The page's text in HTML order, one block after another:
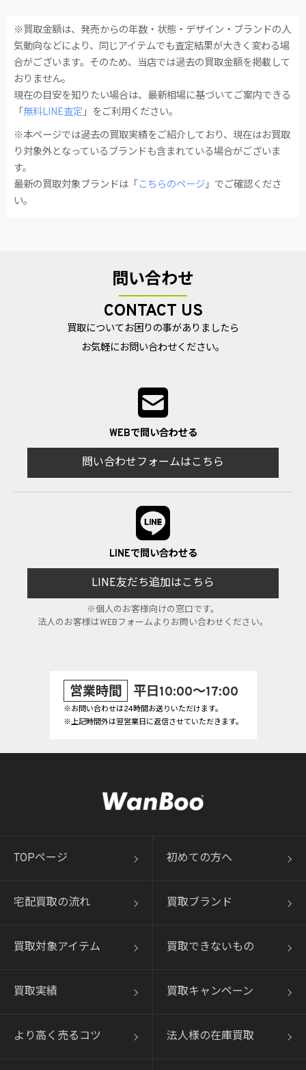
※買取金額は、発売からの年数・状態・デザイン・ブランドの人
気動向などにより、同じアイテムでも査定結果が大きく変わる場
合がございます。そのため、当店では過去の買取金額を掲載して
おりません。
現在の目安を知りたい場合は、最新相場に基づいてご案内できる
「 無料LINE査定」をご利用ください。
※本ページでは過去の買取実績をご紹介しており、現在はお買取
り対象外となっているブランドも含まれている場合がございま
す。
最新の買取対象ブランドは「 こちらのページ」でご確認くださ
い。
問い合わせ
CONTACT US
買取についてお困りの事がありましたら
お気軽にお問い合わせください。
WEBで問い合わせる
問い合わせフォームはこちら
LINEで問い合わせる
LINE友だち追加はこちら
※個人のお客様向けの窓口です。
法人のお客様はWEBフォームよりお問い合わせください。
営業時間 平日10:00～17:00
※お問い合わせは24時間お送りいただけます。
※上記時間外は翌営業日に返信させていただきます。
TOPページ 初めての方へ
宅配買取の流れ 買取ブランド
買取対象アイテム 買取できないもの
買取実績 買取キャンペーン
より高く売るコツ 法人様の在庫買取